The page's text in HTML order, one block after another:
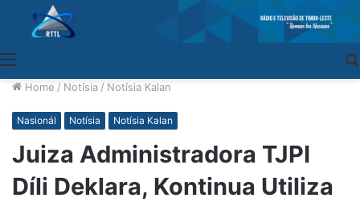
Home / Notísia / Notísia Kalan
Nasionál Notísia Notísia Kalan
Juiza Administradora TJPI
Díli Deklara, Kontinua Utiliza